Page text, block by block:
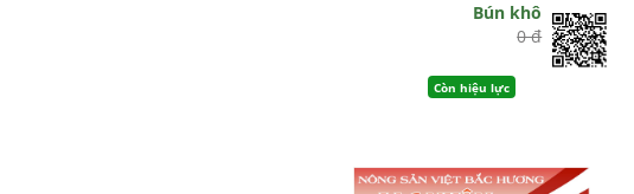
Bún khô
0 đ
Còn hiệu lực